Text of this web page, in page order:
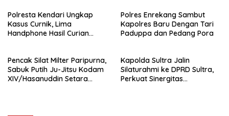
Kejaksaan
Polresta Kendari Ungkap
Kasus Curnik, Lima
Handphone Hasil Curian
Polres Enrekang Sambut
Kapolres Baru Dengan Tari
Paduppa dan Pedang Pora
Pencak Silat Milter Paripurna,
Sabuk Putih Ju-Jitsu Kodam
XIV/Hasanuddin Setara
Kapolda Sultra Jalin
Silaturahmi ke DPRD Sultra,
Perkuat Sinergitas